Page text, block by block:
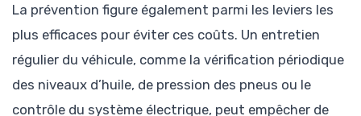
La prévention figure également parmi les leviers les
plus efficaces pour éviter ces coûts. Un entretien
régulier du véhicule, comme la vérification périodique
des niveaux d’huile, de pression des pneus ou le
contrôle du système électrique, peut empêcher de